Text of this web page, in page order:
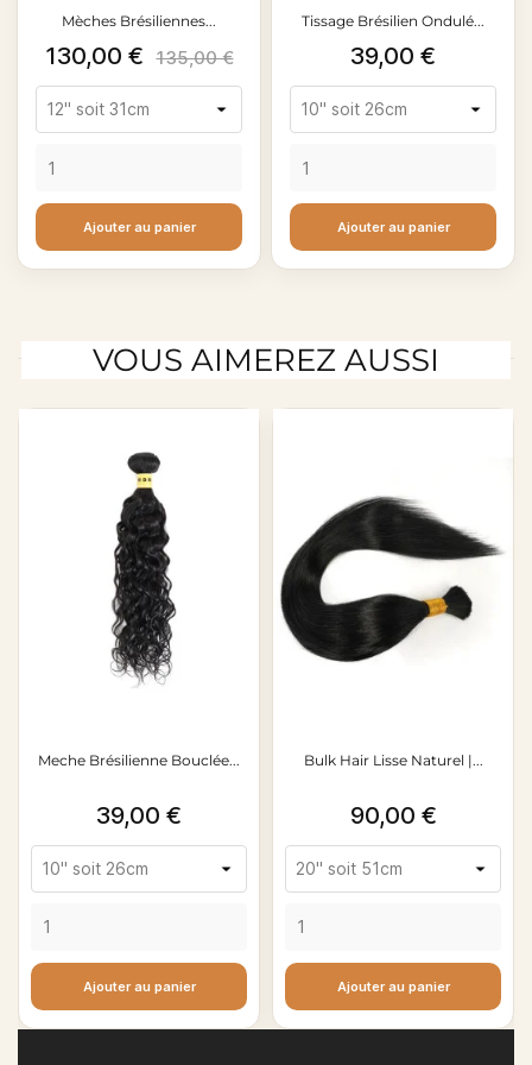
Mèches Brésiliennes...
Prix
130,00 € Prix
de
135,00 €
Ajouter au panier
Tissage Brésilien Ondulé...
Prix
39,00 €
Ajouter au panier
VOUS AIMEREZ AUSSI
Meche Brésilienne Bouclée...
Prix
39,00 €
Ajouter au panier
Bulk Hair Lisse Naturel |...
Prix
90,00 €
Ajouter au panier